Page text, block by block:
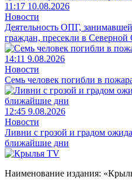
11:17 10.08.2026
Новости
Деятельность ОПГ,
граждан, пресекли в Северной
14:11 9.08.2026
Новости
Семь человек погибли в
12:45 9.08.2026
Новости
Ливни с грозой и градом
ближайшие дни
Наименование издания: